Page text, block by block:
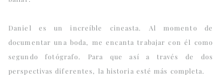
Daniel es un increíble cineasta. Al momento de
documentar una boda, me encanta trabajar con él como
segundo fotógrafo. Para que así a través de dos
perspectivas diferentes, la historia esté más completa.